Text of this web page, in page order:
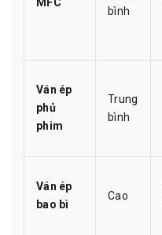
bình
Ván ép
phủ
phim
Trung
bình
Ván ép
bao bì
Cao